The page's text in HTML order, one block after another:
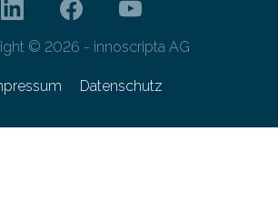
© 2026 - innoscripta AG
Datenschutz